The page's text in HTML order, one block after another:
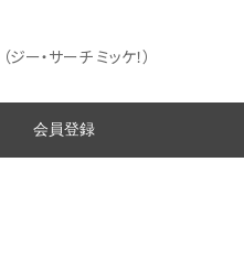
（ジー・サーチ ミッケ！）
会員登録